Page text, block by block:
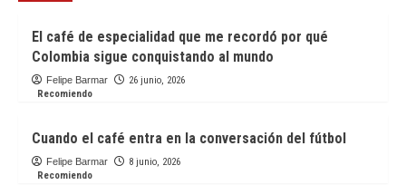
El café de especialidad que me recordó por qué
Colombia sigue conquistando al mundo
Felipe Barmar
26 junio, 2026
Recomiendo
Cuando el café entra en la conversación del fútbol
Felipe Barmar
8 junio, 2026
Recomiendo